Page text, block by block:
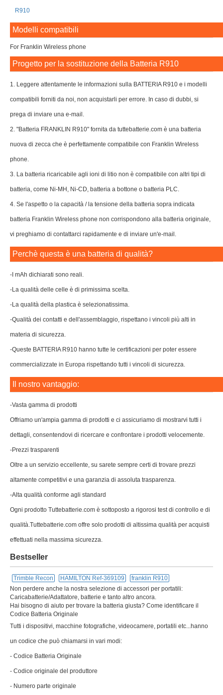
R910
Modelli compatibili
For Franklin Wireless phone
Progetto per la sostituzione della Batteria R910
1. Leggere attentamente le informazioni sulla BATTERIA R910 e i modelli
compatibili forniti da noi, non acquistarli per errore. In caso di dubbi, si
prega di inviare una e-mail.
2. "Batteria FRANKLIN R910" fornita da tuttebatterie.com è una batteria
nuova di zecca che è perfettamente compatibile con Franklin Wireless
phone.
3. La batteria ricaricabile agli ioni di litio non è compatibile con altri tipi di
batteria, come Ni-MH, Ni-CD, batteria a bottone o batteria PLC.
4. Se l'aspetto o la capacità / la tensione della batteria sopra indicata
batteria Franklin Wireless phone non corrispondono alla batteria originale,
vi preghiamo di contattarci rapidamente e di inviare un'e-mail.
Perchè questa è una batteria di qualità?
-I mAh dichiarati sono reali.
-La qualità delle celle è di primissima scelta.
-La qualità della plastica è selezionatissima.
-Qualità dei contatti e dell'assemblaggio, rispettano i vincoli più alti in
materia di sicurezza.
-Queste BATTERIA R910 hanno tutte le certificazioni per poter essere
commercializzate in Europa rispettando tutti i vincoli di sicurezza.
Il nostro vantaggio:
-Vasta gamma di prodotti
Offriamo un'ampia gamma di prodotti e ci assicuriamo di mostrarvi tutti i
dettagli, consentendovi di ricercare e confrontare i prodotti velocemente.
-Prezzi trasparenti
Oltre a un servizio eccellente, su sarete sempre certi di trovare prezzi
altamente competitivi e una garanzia di assoluta trasparenza.
-Alta qualità conforme agli standard
Ogni prodotto Tuttebatterie.com è sottoposto a rigorosi test di controllo e di
qualità.Tuttebatterie.com offre solo prodotti di altissima qualità per acquisti
effettuati nella massima sicurezza.
Bestseller
Trimble Recon HAMILTON Ref-369109
franklin R910
Non perdere anche la nostra selezione di accessori per portatili:
Caricabatterie/Adattatore, batterie e tanto altro ancora.
Hai bisogno di aiuto per trovare la batteria giusta? Come identificare il
Codice Batteria Originale
Tutti i dispositivi, macchine fotografiche, videocamere, portatili etc...hanno
un codice che può chiamarsi in vari modi:
- Codice Batteria Originale
- Codice originale del produttore
- Numero parte originale